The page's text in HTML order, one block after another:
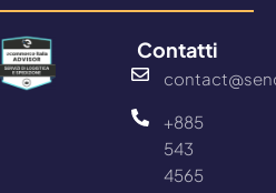
Contatti
+885
543
4565